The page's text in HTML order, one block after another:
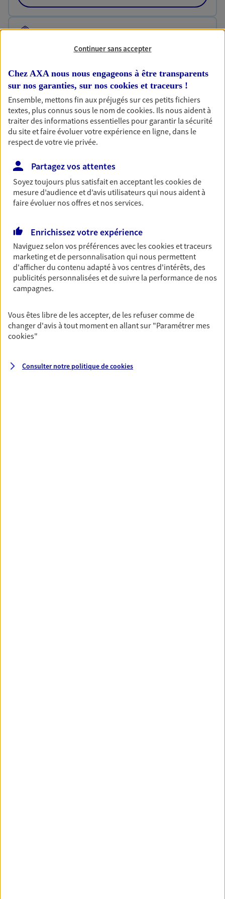
Votre logement est unique, comme vous. Le
protégeant ce qui vous tient à coeur.
Découvrir l'offre Habitation
OBTENIR UN TARIF EN LIGNE
Garantie Accidents de la Vie
Bricoleuse, féru de jardinage, pâtissier en herbe
ou grande lectrice… personne n'est à l'abri d'un
accident du quotidien. Avec Ma Protection
Accident, protégez votre qualité de vie et vos
revenus.
Découvrir l'offre Garantie Accidents de la Vie
OBTENIR UN TARIF EN LIGNE
Multirisque Entreprise
Gagnez en simplicité et en sérénité avec votre
unique pour protéger vos locaux, matériels pro,
équipements et stocks… sans oublier votre
responsabilité civile.
Continuer sans accepter
Chez AXA nous nous engageons à être transparents
sur nos garanties, sur nos cookies et traceurs !
Ensemble, mettons fin aux préjugés sur ces petits fichiers
textes, plus connus sous le nom decookies. Ils nous aident à
traiter des informations essentielles pour garantir la sécurité
du site et faire évoluer votre expérience en ligne, dans le
respect de votre vie privée.
Partagez vos attentes
Soyez toujours plus satisfait en acceptant lescookiesde
mesure d’audience et d’avis utilisateurs qui nous aident à
faire évoluer nos offres et nos services.
Enrichissez votre expérience
Naviguez selon vos préférences avec lescookies et traceurs
marketing et de personnalisation qui nous permettent
d'afficher du contenu adapté à vos centres d'intérêts, des
publicités personnalisées et de suivre la performance de nos
campagnes.
Vous êtes libre de les accepter, de les refuser comme de
changer d'avis à tout moment en allant sur "Paramétrer mes
cookies"
Consulter notre politique decookies